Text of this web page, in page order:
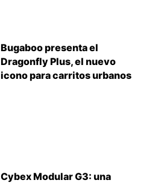
Bugaboo presenta el
Dragonfly Plus, el nuevo
icono para carritos urbanos
Cybex Modular G3: una